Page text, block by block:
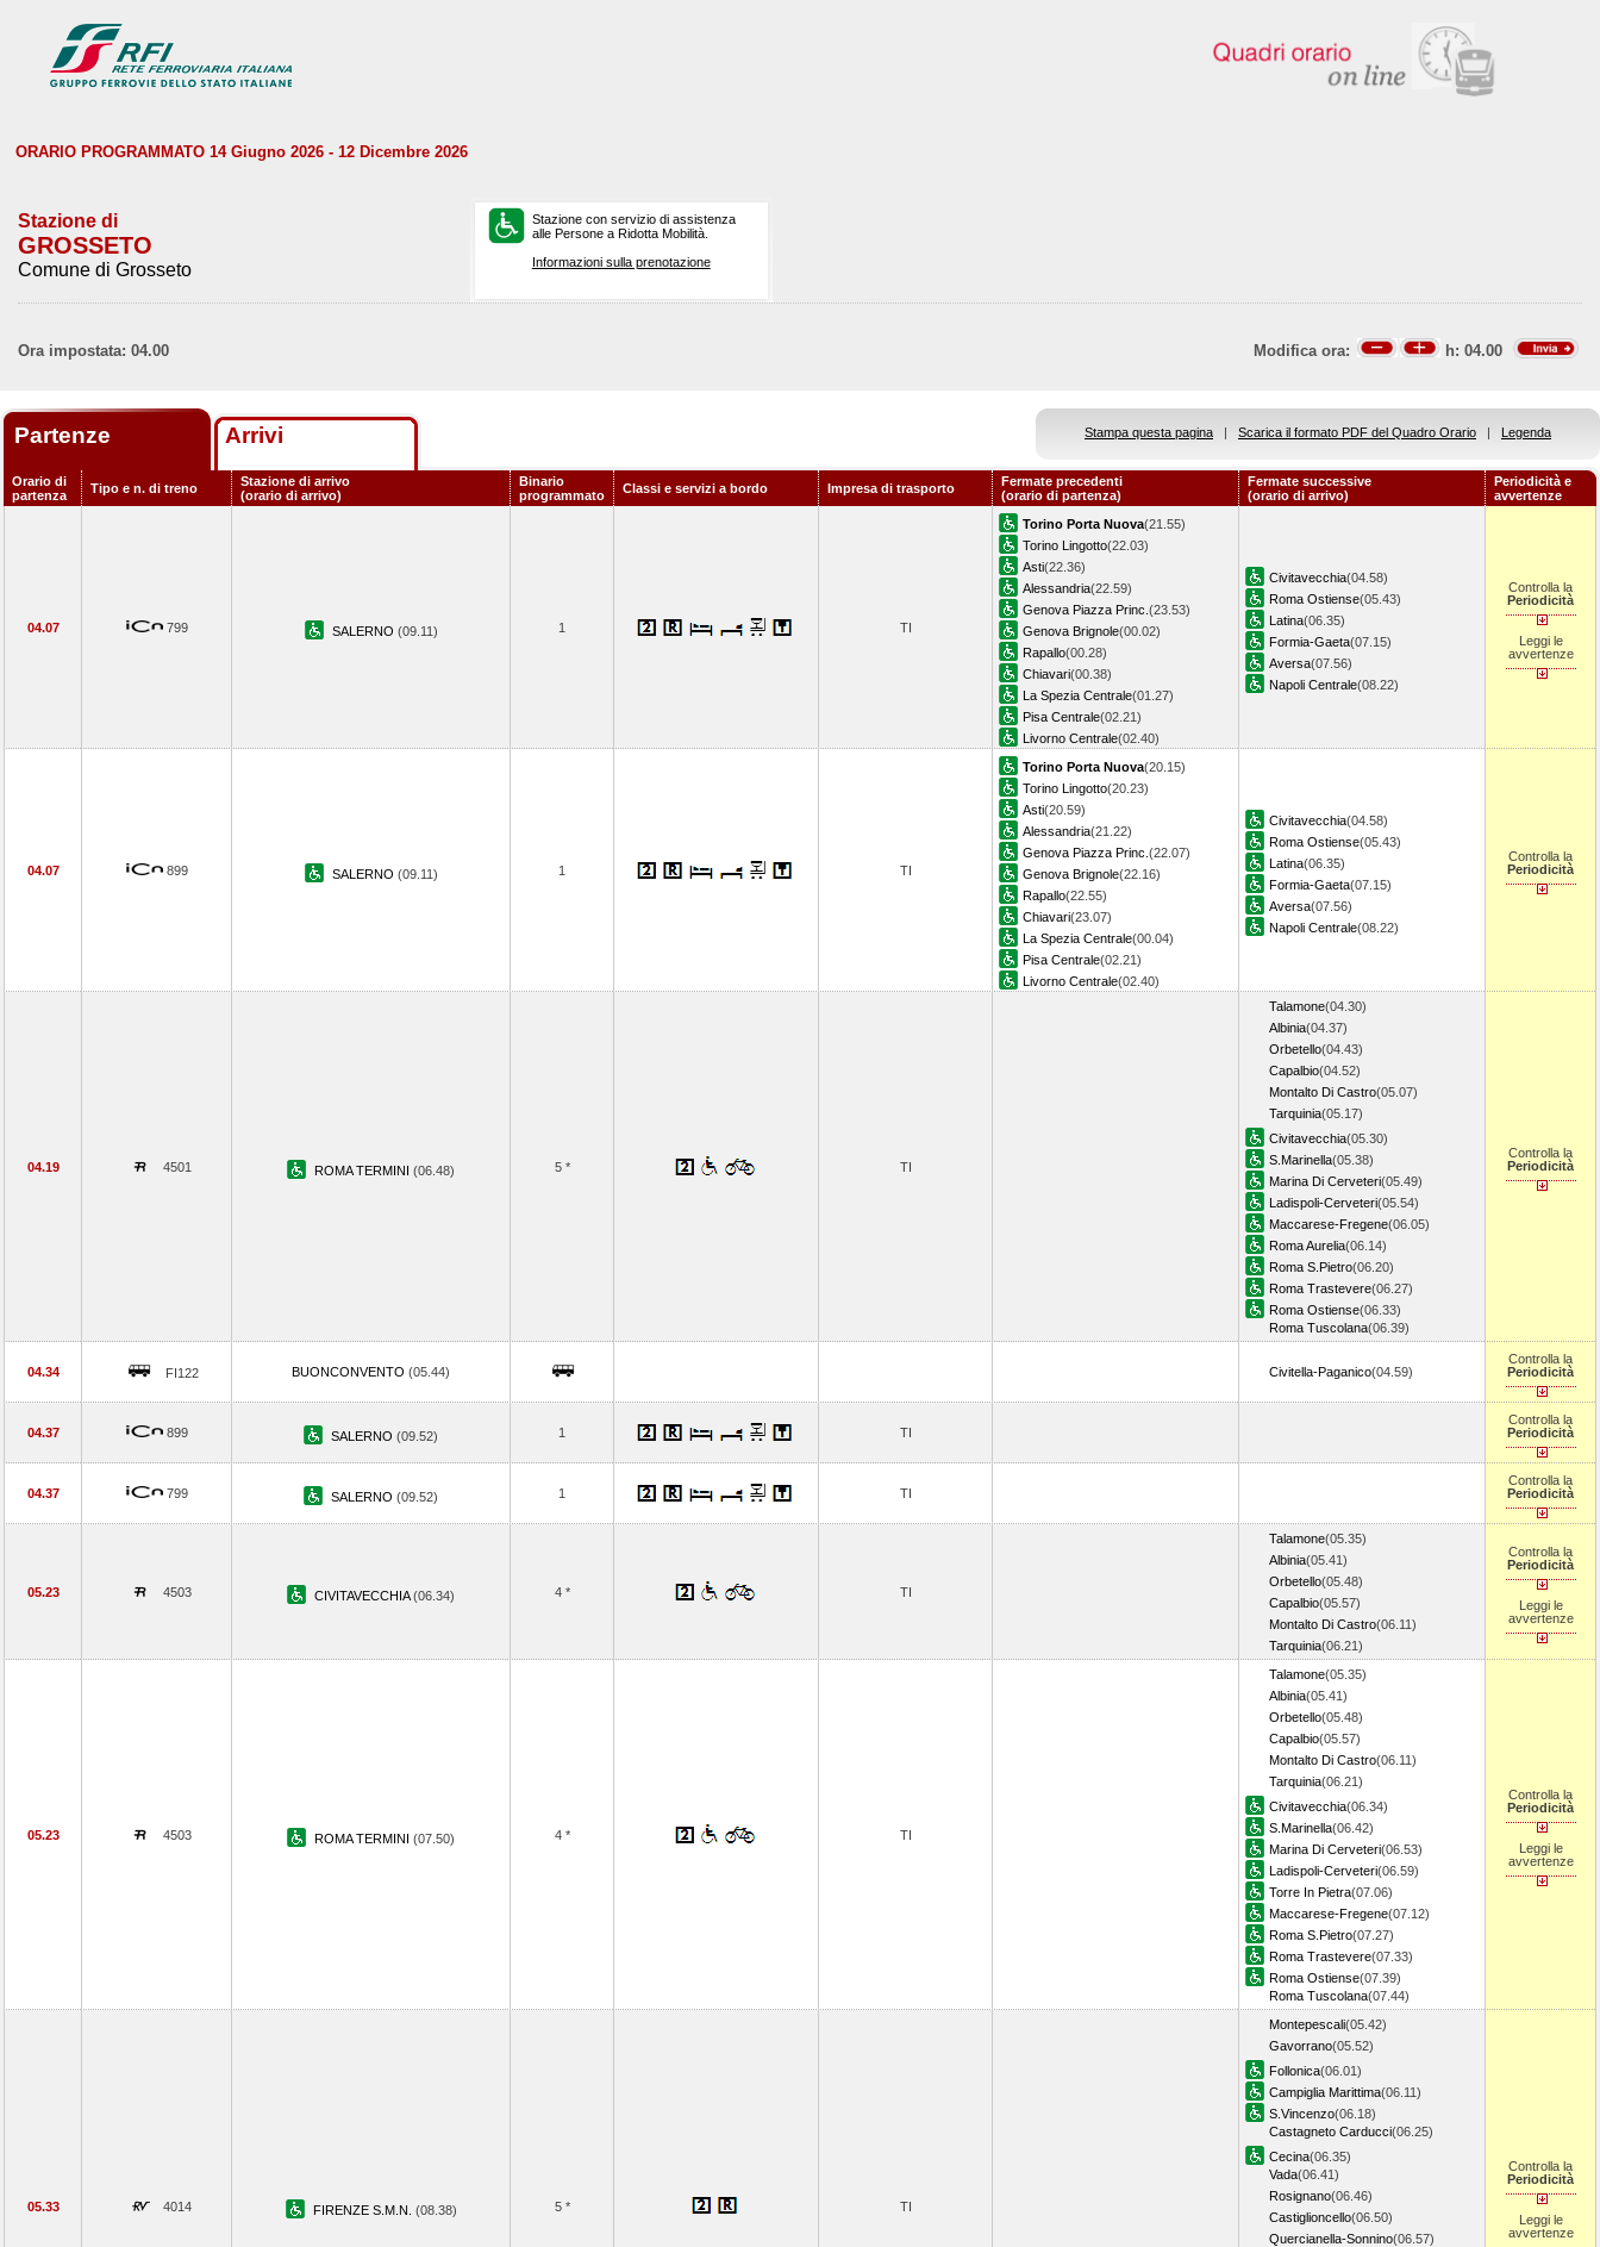
ORARIO PROGRAMMATO 14 Giugno 2026 - 12 Dicembre 2026
Stazione di
GROSSETO
Comune di Grosseto
Stazione con servizio di assistenza
alle Persone a Ridotta Mobilità.
Informazioni sulla prenotazione
Ora impostata: 04.00 Modifica ora: h: 04.00
Partenze Arrivi Stampa questa pagina | Scarica il formato PDF del Quadro Orario | Legenda
Orario di
partenza
Tipo e n. di treno
Stazione di arrivo
(orario di arrivo)
Binario
programmato
Classi e servizi a bordo Impresa di trasporto
Fermate precedenti
(orario di partenza)
Fermate successive
(orario di arrivo)
Periodicità e
avvertenze
04.07 799 SALERNO (09.11) 1 TI
Torino Porta Nuova(21.55)
Torino Lingotto(22.03)
Asti(22.36)
Alessandria(22.59)
Genova Piazza Princ. (23.53)
Genova Brignole(00.02)
Rapallo(00.28)
Chiavari(00.38)
La Spezia Centrale(01.27)
Pisa Centrale(02.21)
Livorno Centrale(02.40)
Civitavecchia(04.58)
Roma Ostiense(05.43)
Latina(06.35)
Formia-Gaeta(07.15)
Aversa(07.56)
Napoli Centrale(08.22)
Controlla la
Periodicità
Leggi le
avvertenze
04.07 899 SALERNO (09.11) 1 TI
Torino Porta Nuova(20.15)
Torino Lingotto(20.23)
Asti(20.59)
Alessandria(21.22)
Genova Piazza Princ. (22.07)
Genova Brignole(22.16)
Rapallo(22.55)
Chiavari(23.07)
La Spezia Centrale(00.04)
Pisa Centrale(02.21)
Livorno Centrale(02.40)
Civitavecchia(04.58)
Roma Ostiense(05.43)
Latina(06.35)
Formia-Gaeta(07.15)
Aversa(07.56)
Napoli Centrale(08.22)
Controlla la
Periodicità
04.19 4501 ROMA TERMINI (06.48) 5 * TI
Talamone(04.30)
Albinia(04.37)
Orbetello(04.43)
Capalbio(04.52)
Montalto Di Castro(05.07)
Tarquinia(05.17)
Civitavecchia(05.30)
S.Marinella(05.38)
Marina Di Cerveteri(05.49)
Ladispoli-Cerveteri(05.54)
Maccarese-Fregene(06.05)
Roma Aurelia(06.14)
Roma S.Pietro(06.20)
Roma Trastevere(06.27)
Roma Ostiense(06.33)
Roma Tuscolana(06.39)
Controlla la
Periodicità
04.34 FI122 BUONCONVENTO (05.44) Civitella-Paganico(04.59)
Controlla la
Periodicità
04.37 899 SALERNO (09.52) 1 TI
Controlla la
Periodicità
04.37 799 SALERNO (09.52) 1 TI
Controlla la
Periodicità
05.23 4503 CIVITAVECCHIA(06.34) 4 * TI
Talamone(05.35)
Albinia(05.41)
Orbetello(05.48)
Capalbio(05.57)
Montalto Di Castro(06.11)
Tarquinia(06.21)
Controlla la
Periodicità
Leggi le
avvertenze
05.23 4503 ROMA TERMINI (07.50) 4 * TI
Talamone(05.35)
Albinia(05.41)
Orbetello(05.48)
Capalbio(05.57)
Montalto Di Castro(06.11)
Tarquinia(06.21)
Civitavecchia(06.34)
S.Marinella(06.42)
Marina Di Cerveteri(06.53)
Ladispoli-Cerveteri(06.59)
Torre In Pietra(07.06)
Maccarese-Fregene(07.12)
Roma S.Pietro(07.27)
Roma Trastevere(07.33)
Roma Ostiense(07.39)
Roma Tuscolana(07.44)
Controlla la
Periodicità
Leggi le
avvertenze
05.33 4014 FIRENZE S.M.N. (08.38) 5 * TI
Montepescali(05.42)
Gavorrano(05.52)
Follonica(06.01)
Campiglia Marittima(06.11)
S.Vincenzo(06.18)
Castagneto Carducci(06.25)
Cecina(06.35)
Vada(06.41)
Rosignano(06.46)
Castiglioncello(06.50)
Quercianella-Sonnino(06.57)
Controlla la
Periodicità
Leggi le
avvertenze